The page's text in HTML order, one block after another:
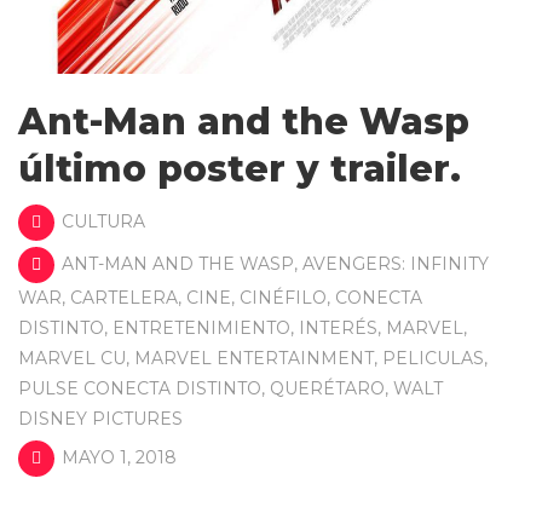
Ant-Man and the Wasp
último poster y trailer.
CULTURA
ANT-MAN AND THE WASP, AVENGERS: INFINITY
WAR, CARTELERA, CINE, CINÉFILO, CONECTA
DISTINTO, ENTRETENIMIENTO, INTERÉS, MARVEL,
MARVEL CU, MARVEL ENTERTAINMENT, PELICULAS,
PULSE CONECTA DISTINTO, QUERÉTARO, WALT
DISNEY PICTURES
MAYO 1, 2018